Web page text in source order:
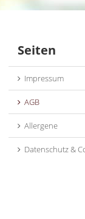
Seiten
Impressum
AGB
Allergene
Datenschutz &